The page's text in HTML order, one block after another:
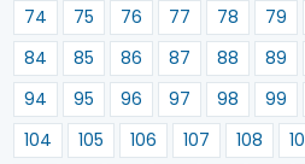
74
75 76 77 78 79
84
85 86 87 88 89
94
95 96 97 98 99
104
105 106 107 108